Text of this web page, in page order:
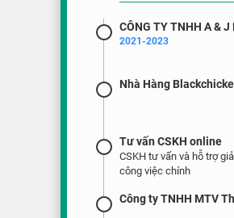
CÔNG TY TNHH A & J
2021-2023
Nhà Hàng
Tư vấn CSKH online
CSKH tư vấn và hỗ trợ
công việc chính
Công ty TNHH MTV